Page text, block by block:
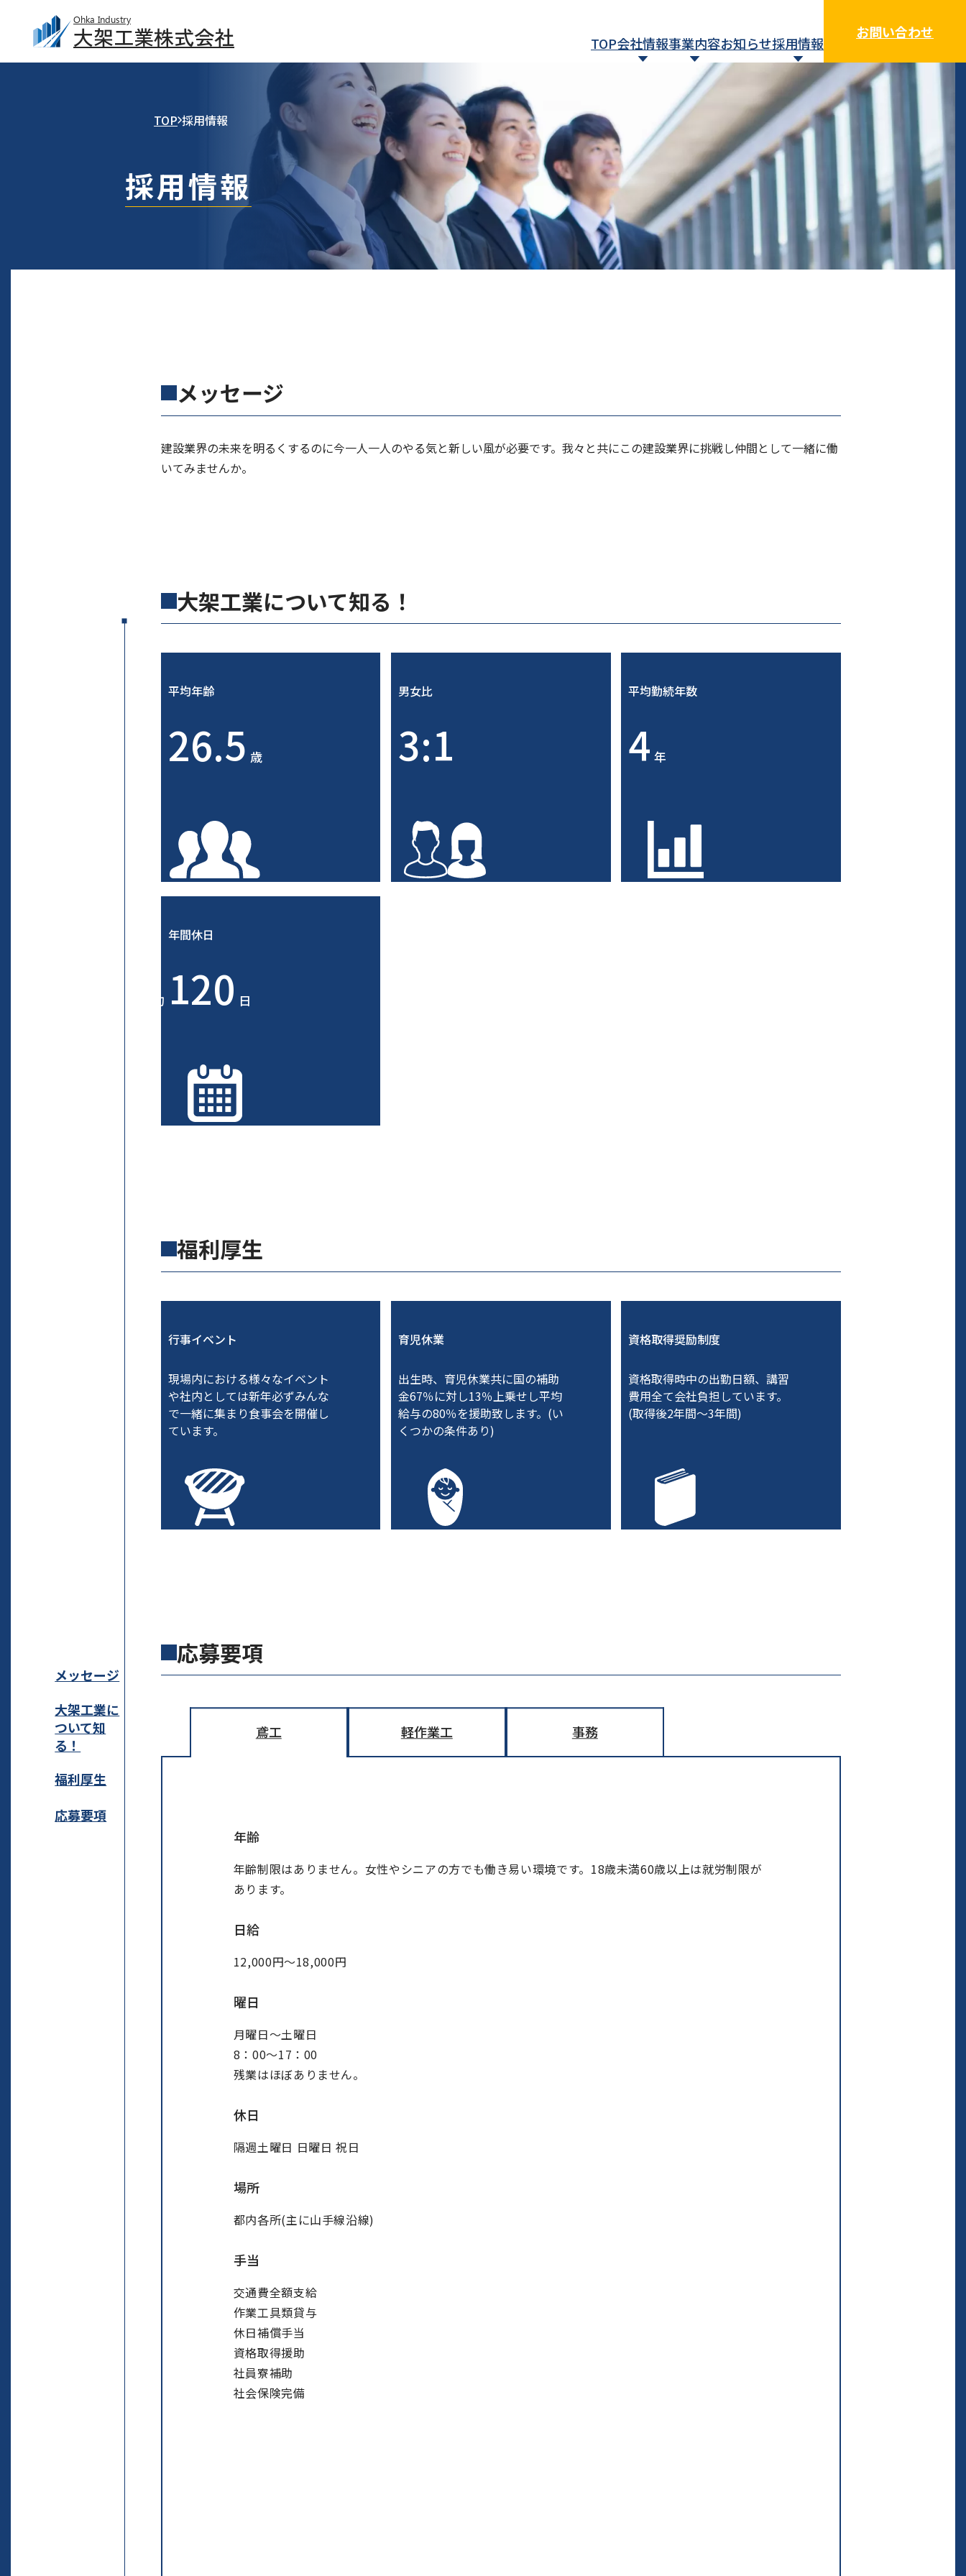
Ohka Industry
大架工業株式会社 TOP会社情報事業内容お知らせ採用情報
お問い合わせ
TOP 採用情報
採用情報
メッセージ
大架工業に
ついて知
る！
福利厚生
応募要項
メッセージ
建設業界の未来を明るくするのに今一人一人のやる気と新しい風が必要です。我々と共にこの建設業界に挑戦し仲間として一緒に働
いてみませんか。
大架工業について知る！
平均年齢
26.5 歳
男女比
3:1
平均勤続年数
4 年
年間休日
約 120 日
福利厚生
行事イベント
現場内における様々なイベント
や社内としては新年必ずみんな
で一緒に集まり食事会を開催し
ています。
育児休業
出生時、育児休業共に国の補助
金67％に対し13％上乗せし平均
給与の80％を援助致します。(い
くつかの条件あり)
資格取得奨励制度
資格取得時中の出勤日額、講習
費用全て会社負担しています。
(取得後2年間～3年間)
応募要項
鳶工 軽作業工 事務
年齢
年齢制限はありません。女性やシニアの方でも働き易い環境です。18歳未満60歳以上は就労制限が
あります。
日給
12,000円～18,000円
曜日
月曜日～土曜日
8：00～17：00
残業はほぼありません。
休日
隔週土曜日 日曜日 祝日
場所
都内各所(主に山手線沿線)
手当
交通費全額支給
作業工具類貸与
休日補償手当
資格取得援助
社員寮補助
社会保険完備